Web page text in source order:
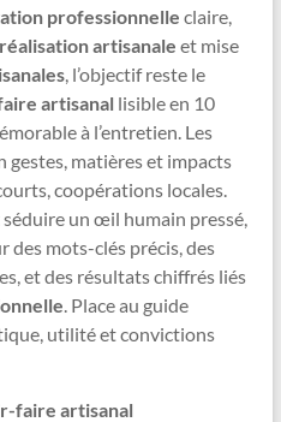
professionnelle claire,
réalisation artisanale et mise
, l’objectif reste le
artisanallisible en 10
à l’entretien. Les
gestes, matières et impacts
coopérations locales.
un œil humain pressé,
des mots-clés précis, des
et des résultats chiffrés liés
. Place au guide
utilité et convictions
faire artisanal